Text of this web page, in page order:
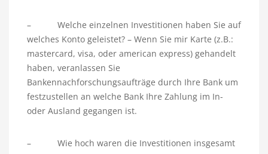
– Welche einzelnen Investitionen haben Sie auf
welches Konto geleistet? – Wenn Sie mir Karte (z.B.:
mastercard, visa, oder american express) gehandelt
haben, veranlassen Sie
Bankennachforschungsaufträge durch Ihre Bank um
festzustellen an welche Bank Ihre Zahlung im In-
oder Ausland gegangen ist.
– Wie hoch waren die Investitionen insgesamt